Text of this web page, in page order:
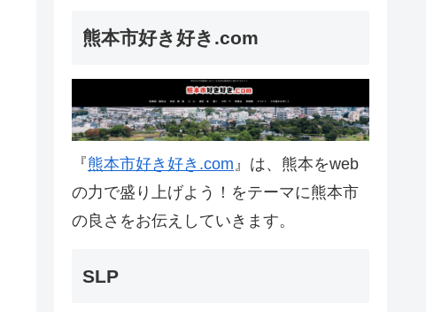
熊本市好き好き.com
『熊本市好き好き.com 』は、熊本をweb
の力で盛り上げよう！をテーマに熊本市
の良さをお伝えしていきます。
SLP